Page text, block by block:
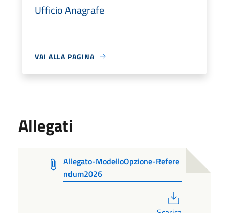
Ufficio Anagrafe
VAI ALLA PAGINA
Allegati
Allegato-ModelloOpzione-Refere
ndum2026